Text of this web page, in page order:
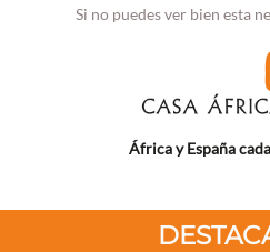
Si no puedes ver bien esta
África y España